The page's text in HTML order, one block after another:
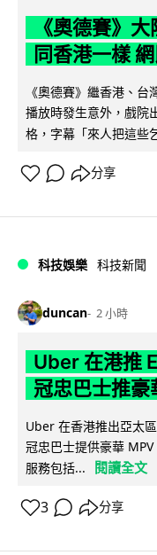
《奧德賽》
同香港一樣
《奧德賽》繼香港、
播放時發生意外，戲院
格，字幕「來人把這些
分享
科技娛樂 科技新聞
duncan 2 小時
Uber 在港推
冠忠巴士推豪
Uber 在香港推出亞太
冠忠巴士提供豪華
服務包括...
閱讀全文
3 分享